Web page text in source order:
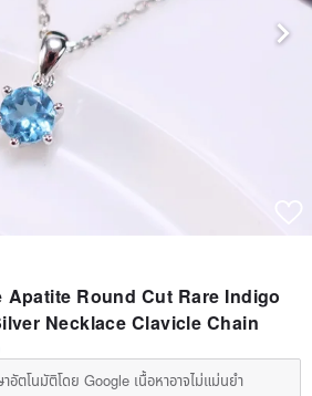
Apatite Round Cut Rare Indigo
Necklace Clavicle Chain
อัตโนมัติโดย Google เนื้อหาอาจไม่แม่นยำ